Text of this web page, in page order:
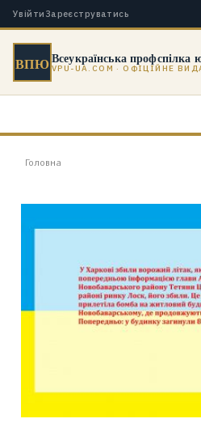
Увійти Зареєструватись
ВПЮВсеукраїнська профспілка
VPU-UA.COM · ОФІЦІЙНЕ
Головна